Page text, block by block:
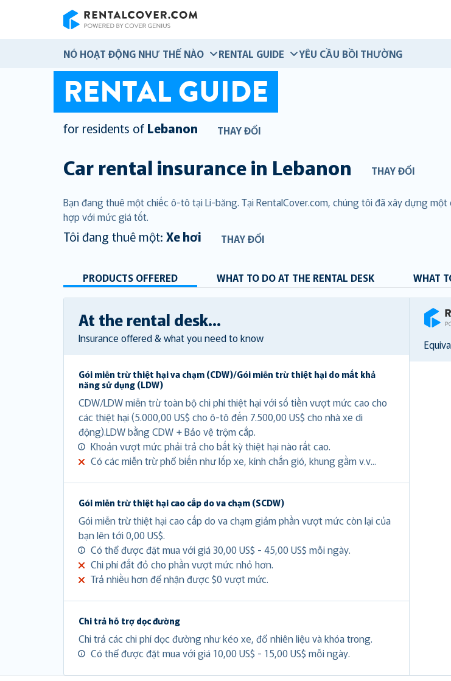
NÓ HOẠT ĐỘNG NHƯ THẾ NÀO RENTAL GUIDE YÊU CẦU BỒI THƯỜNG
RENTAL GUIDE
for residents of Lebanon THAY ĐỔI
Car rental insurance in Lebanon THAY ĐỔI
Bạn đang thuê một chiếc ô-tô tại Li-băng. Tại RentalCover.com, chúng tôi đã xây dựng
hợp với mức giá tốt.
Tôi đang thuê một: Xe hơi THAY ĐỔI
PRODUCTS OFFERED WHAT TO DO AT THE RENTAL DESK WHAT
At the rental desk...
Insurance offered & what you need to know
Gói miễn trừ thiệt hại va chạm (CDW)/Gói miễn trừ thiệt hại do mất khả
năng sử dụng (LDW)
CDW/LDW miễn trừ toàn bộ chi phí thiệt hại với số tiền vượt mức cao cho
các thiệt hại (5.000,00 US$ cho ô-tô đến 7.500,00 US$ cho nhà xe di
động).LDW bằng CDW + Bảo vệ trộm cắp.
Khoản vượt mức phải trả cho bất kỳ thiệt hại nào rất cao.
Có các miễn trừ phổ biến như lốp xe, kính chắn gió, khung gầm v.v...
Gói miễn trừ thiệt hại cao cấp do va chạm (SCDW)
Gói miễn trừ thiệt hại cao cấp do va chạm giảm phần vượt mức còn lại của
bạn lên tới 0,00 US$.
Có thể được đặt mua với giá 30,00 US$ - 45,00 US$ mỗi ngày.
Chi phí đắt đỏ cho phần vượt mức nhỏ hơn.
Trả nhiều hơn để nhận được $0 vượt mức.
Chi trả hỗ trợ dọc đường
Chi trả các chi phí dọc đường như kéo xe, đổ nhiên liệu và khóa trong.
Có thể được đặt mua với giá 10,00 US$ - 15,00 US$ mỗi ngày.